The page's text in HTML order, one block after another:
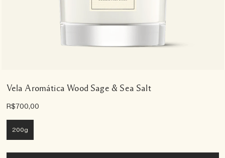
Vela Aromática Wood Sage & Sea Salt
R$700,00
200g